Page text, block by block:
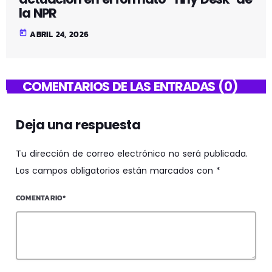
la NPR
today ABRIL 24, 2026
COMENTARIOS DE LAS ENTRADAS (0)
Deja una respuesta
Tu dirección de correo electrónico no será publicada.
Los campos obligatorios están marcados con *
COMENTARIO*